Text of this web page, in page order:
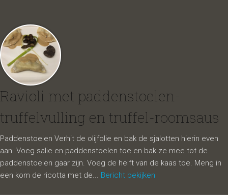
Ravioli met paddenstoelen-
truffelvulling en truffel-roomsaus
Paddenstoelen Verhit de olijfolie en bak de sjalotten hierin even
aan. Voeg salie en paddenstoelen toe en bak ze mee tot de
paddenstoelen gaar zijn. Voeg de helft van de kaas toe. Meng in
een kom de ricotta met de... Bericht bekijken